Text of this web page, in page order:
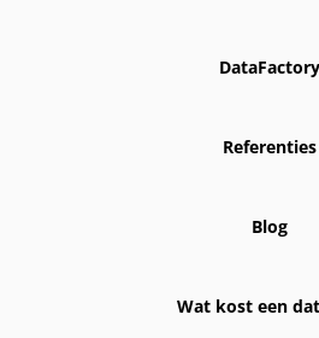
DataFactory
Referenties
Blog
Wat kost een